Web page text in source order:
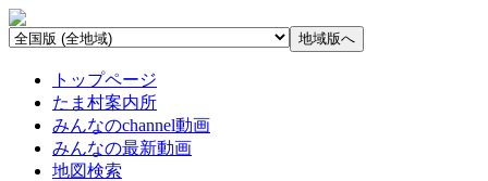
トップページ
たま村案内所
みんなのchannel動画
みんなの最新動画
地図検索